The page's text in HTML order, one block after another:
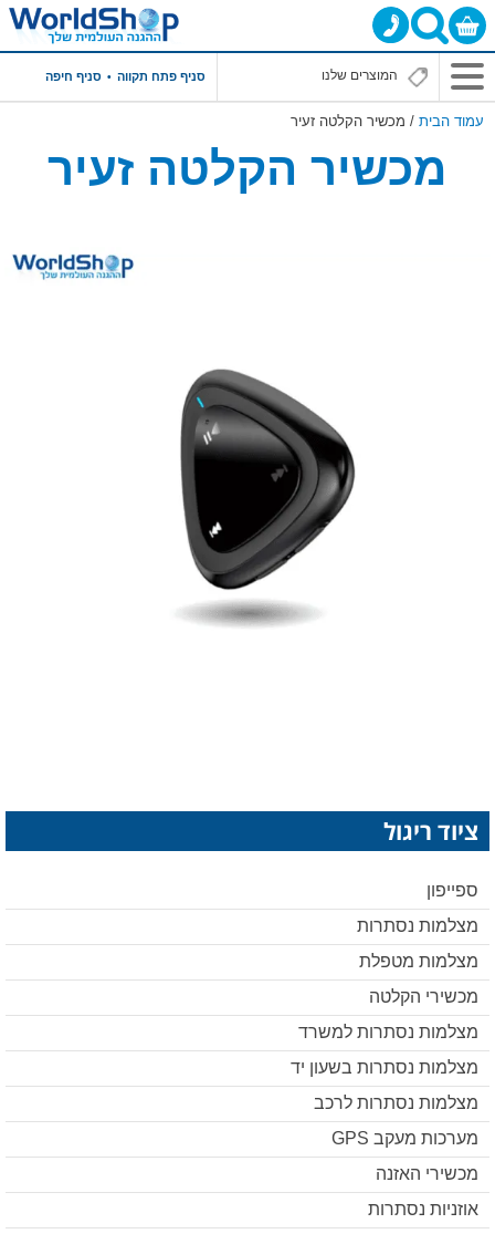
סניף פתח תקווה סניף חיפה
עמוד הבית / מכשיר הקלטה זעיר
מכשיר הקלטה זעיר
ציוד ריגול
ספייפון
מצלמות נסתרות
מצלמות מטפלת
מכשירי הקלטה
מצלמות נסתרות למשרד
מצלמות נסתרות בשעון יד
מצלמות נסתרות לרכב
מערכות מעקב GPS
מכשירי האזנה
אוזניות נסתרות